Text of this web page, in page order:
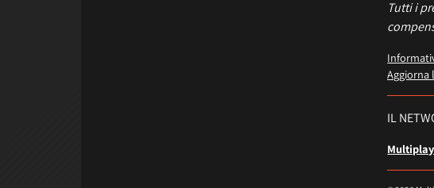
Tutti i
IL